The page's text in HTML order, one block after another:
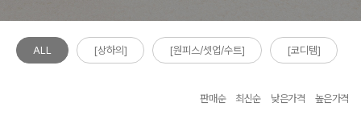
ALL [상하의] [원피스/셋업/수트] [코디템]
판매순 최신순 낮은가격 높은가격